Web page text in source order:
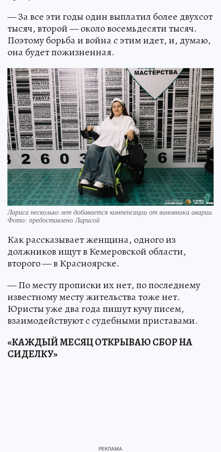
— За все эти годы один выплатил более двухсот
тысяч, второй — около восемьдесяти тысяч.
Поэтому борьба и война с этим идет, и, думаю,
она будет пожизненная.
Лариса несколько лет добивается компенсации от виновника аварии.
Фото: предоставлено Ларисой
Как рассказывает женщина, одного из
должников ищут в Кемеровской области,
второго — в Красноярске.
— По месту прописки их нет, по последнему
известному месту жительства тоже нет.
Юристы уже два года пишут кучу писем,
взаимодействуют с судебными приставами.
«КАЖДЫЙ МЕСЯЦ ОТКРЫВАЮ СБОР НА
СИДЕЛКУ»